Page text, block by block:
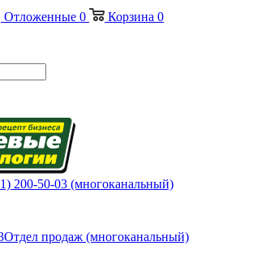
Отложенные 0 Корзина 0
200-50-03 (многоканальный)
Отдел продаж (многоканальный)